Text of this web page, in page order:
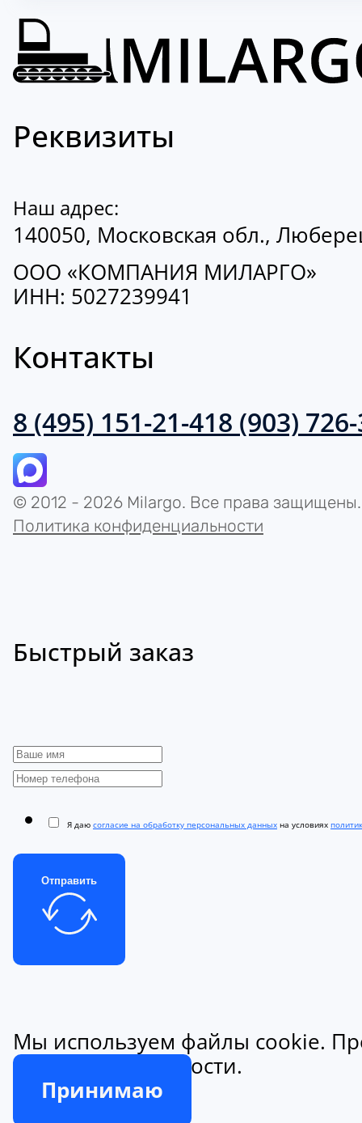
Реквизиты
Наш адрес:
140050, Московская обл.,
ООО «КОМПАНИЯ МИЛАРГО»
ИНН: 5027239941
Контакты
8 (495) 151-21-418 (903)
© 2012 - 2026 Milargo. Все права защищены.
Политика конфиденциальности
Быстрый заказ
Я даю согласие на обработку персональных данных на условиях
Отправить
Мы используем файлы cookie.
конфиденциальности.
Принимаю